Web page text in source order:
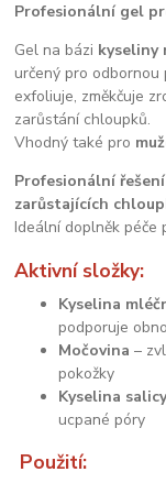
Profesionální gel
Gel na bázi kyseliny
určený pro odbornou
exfoliuje, změkčuje
zarůstání chloupků.
Vhodný také pro
Profesionální
zarůstajících
Ideální doplněk péče
Aktivní složky:
Kyselina
podporuje
Močovina –
pokožky
Kyselina
ucpané póry
Použití: